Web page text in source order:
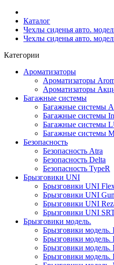
Каталог
Чехлы сиденья авто.
Чехлы сиденья авто.
Категории
Ароматизаторы
Ароматизаторы
Ароматизаторы
Багажные системы
Багажные системы
Багажные системы
Багажные системы
Багажные системы
Безопасность
Безопасность Atra
Безопасность Delta
Безопасность TypeR
Брызговики UNI
Брызговики UNI
Брызговики UNI
Брызговики UNI
Брызговики UNI
Брызговики модель.
Брызговики модель.
Брызговики модель.
Брызговики модель.
Брызговики модель.